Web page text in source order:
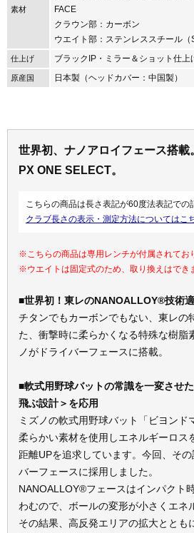
素材
FACE
クラウン部：カーボン
ウエイト部：ステンレススチール（
仕上げ ブラックIP・ミラー＆ショット仕上
原産国 日本製（ヘッドカバー：中国製）
世界初、ナノアロイフェース搭
PX ONE SELECT。
こちらの商品は長さ表記が60度法表記での
クラブ長さの表示・測定方法についてはこ
※こちらの商品は専用レンチが付属されてお
※ウエイトは固定式のため、取り換えはでき
■世界初！東レのNANOALLOY®技術
チタンでもカーボンでもない、東レの
た、衝撃時に柔らかくなる特殊な樹脂
ノがドライバーフェースに搭載。
■軟式用野球バットの常識を一変させ
飛ぶ設計＞を応用
ミズノの軟式用野球バット「ビヨンド
柔らかい素材を使用しエネルギーロス
距離UPを追求しています。今回、そ
バーフェースに採用しました。
NANOALLOY®フェースはインパクト
わむので、ボールの変形が小さくエネ
その結果、高反発エリアの拡大ととも